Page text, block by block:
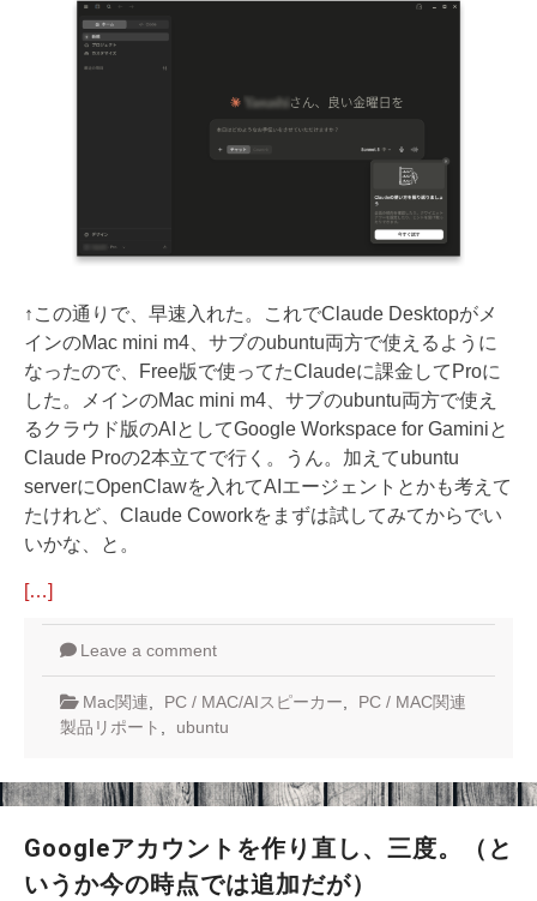
↑この通りで、早速入れた。これでClaude Desktopがメ
インのMac mini m4、サブのubuntu両方で使えるように
なったので、Free版で使ってたClaudeに課金してProに
した。メインのMac mini m4、サブのubuntu両方で使え
るクラウド版のAIとしてGoogle Workspace for Gaminiと
Claude Proの2本立てで行く。うん。加えてubuntu
serverにOpenClawを入れてAIエージェントとかも考えて
たけれど、Claude Coworkをまずは試してみてからでい
いかな、と。
[…]
Leave a comment
Mac関連 PC / MAC/AIスピーカー
PC / MAC関連
製品リポート
ubuntu
Googleアカウントを作り直し、三度。（と
いうか今の時点では追加だが）